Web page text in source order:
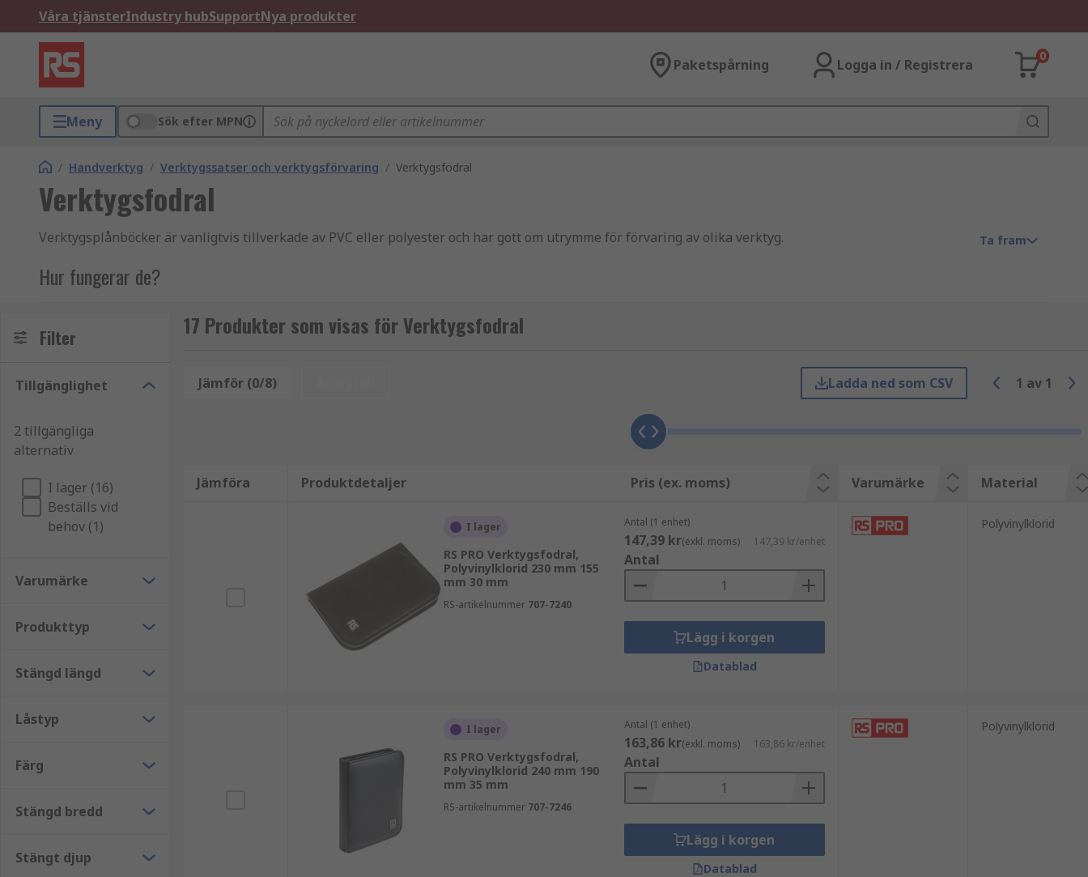
Våra tjänsterIndustry hubSupportNya produkter
Paketspårning Logga in / Registrera
0
Meny Sök efter MPN
/ Handverktyg / Verktygssatser och verktygsförvaring / Verktygsfodral
Verktygsfodral
Verktygsplånböcker är vanligtvis tillverkade av PVC eller polyester och har gott om utrymme för förvaring av olika verktyg.
Hur fungerar de?
De har en praktisk storlek för förvaring i en arbetsbänkslåda eller verktygslåda. Insidan är vanligtvis vadderad och har olika fack och fickor med
elastiska remmar för att hålla verktyg och små komponenter på plats.
Var skulle man använda verktygsplånböcker?
Verkstäder
Gör-det-själv-entusiaster
Hemma
Ta fram
Filter
Tillgänglighet
2 tillgängliga
alternativ
I lager (16)
Beställs vid
behov (1)
Varumärke
Produkttyp
Stängd längd
Låstyp
Färg
Stängd bredd
Stängt djup
17 Produkter som visas för Verktygsfodral
Jämför (0/8) Ladda ned som CSV 1 av 1
Jämföra Produktdetaljer Pris (ex. moms) Varumärke Material
I lager
RS PRO Verktygsfodral,
Polyvinylklorid 230 mm 155
mm 30 mm
RS-artikelnummer 707-7240
Antal (1 enhet)
147,39 kr(exkl. moms) 147,39 kr/enhet
Antal
Lägg i korgen
Datablad
Polyvinylklorid
I lager
RS PRO Verktygsfodral,
Polyvinylklorid 240 mm 190
mm 35 mm
RS-artikelnummer 707-7246
Antal (1 enhet)
163,86 kr(exkl. moms) 163,86 kr/enhet
Antal
Lägg i korgen
Datablad
Polyvinylklorid